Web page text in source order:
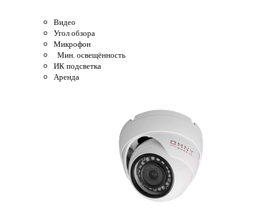
Видео
Угол обзора
Микрофон
Мин. освещённость
ИК подсветка
Аренда